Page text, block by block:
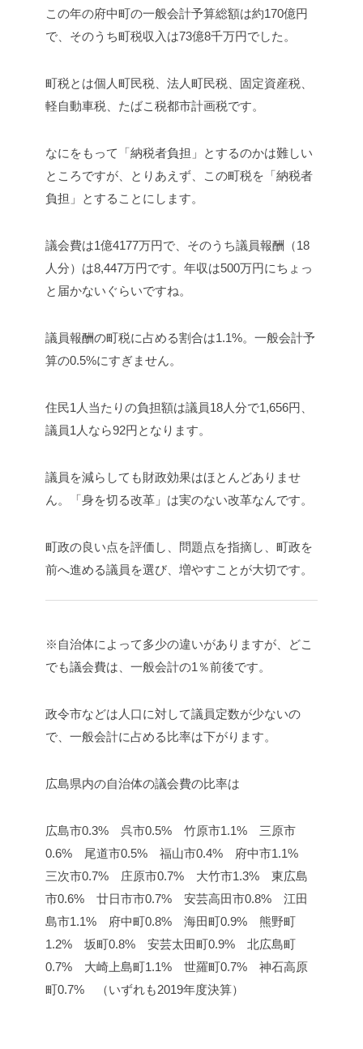
この年の府中町の一般会計予算総額は約170億円
で、そのうち町税収入は73億8千万円でした。
町税とは個人町民税、法人町民税、固定資産税、
軽自動車税、たばこ税都市計画税です。
なにをもって「納税者負担」とするのかは難しい
ところですが、とりあえず、この町税を「納税者
負担」とすることにします。
議会費は1億4177万円で、そのうち議員報酬（18
人分）は8,447万円です。年収は500万円にちょっ
と届かないぐらいですね。
議員報酬の町税に占める割合は1.1%。一般会計予
算の0.5%にすぎません。
住民1人当たりの負担額は議員18人分で1,656円、
議員1人なら92円となります。
議員を減らしても財政効果はほとんどありませ
ん。「身を切る改革」は実のない改革なんです。
町政の良い点を評価し、問題点を指摘し、町政を
前へ進める議員を選び、増やすことが大切です。
※自治体によって多少の違いがありますが、どこ
でも議会費は、一般会計の1％前後です。
政令市などは人口に対して議員定数が少ないの
で、一般会計に占める比率は下がります。
広島県内の自治体の議会費の比率は
広島市0.3% 呉市0.5% 竹原市1.1% 三原市
0.6% 尾道市0.5% 福山市0.4% 府中市1.1%
三次市0.7% 庄原市0.7% 大竹市1.3% 東広島
市0.6% 廿日市市0.7% 安芸高田市0.8% 江田
島市1.1% 府中町0.8% 海田町0.9% 熊野町
1.2% 坂町0.8% 安芸太田町0.9% 北広島町
0.7% 大崎上島町1.1% 世羅町0.7% 神石高原
町0.7% （いずれも2019年度決算）